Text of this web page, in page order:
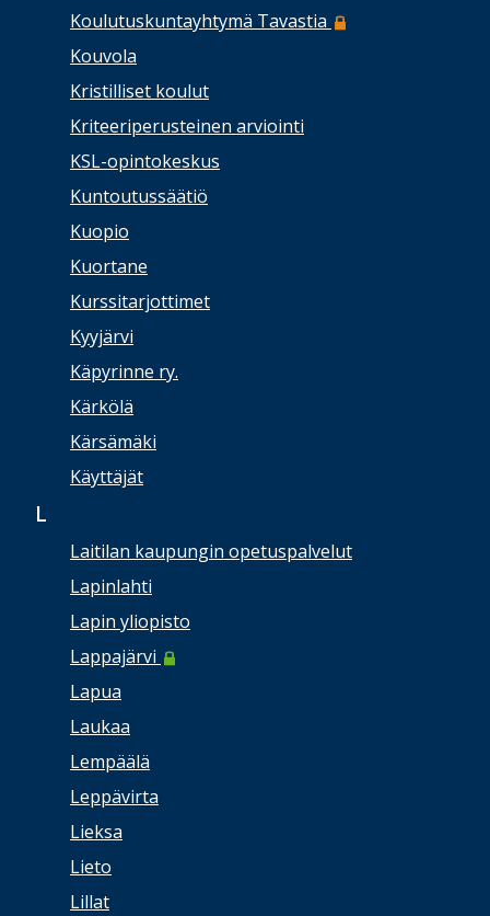
Koulutuskuntayhtymä Tavastia
Kouvola
Kristilliset koulut
Kriteeriperusteinen arviointi
KSL-opintokeskus
Kuntoutussäätiö
Kuopio
Kuortane
Kurssitarjottimet
Kyyjärvi
Käpyrinne ry.
Kärkölä
Kärsämäki
Käyttäjät
L
Laitilan kaupungin opetuspalvelut
Lapinlahti
Lapin yliopisto
Lappajärvi
Lapua
Laukaa
Lempäälä
Leppävirta
Lieksa
Lieto
Lillat